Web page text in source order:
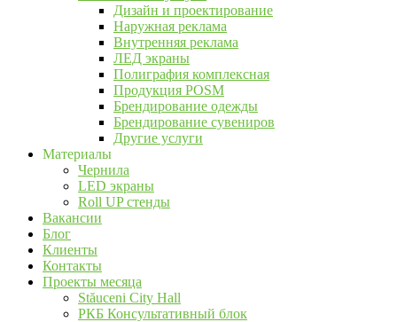
Дизайн и проектирование
Наружная реклама
Внутренняя реклама
ЛЕД экраны
Полиграфия комплексная
Продукция POSM
Брендирование одежды
Брендирование сувениров
Другие услуги
Материалы
Чернила
LED экраны
Roll UP стенды
Вакансии
Блог
Клиенты
Контакты
Проекты месяца
Stăuceni City Hall
РКБ Консультативный блок